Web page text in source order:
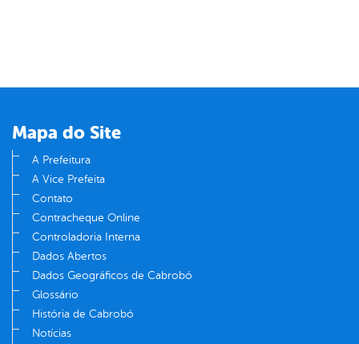
Mapa do Site
A Prefeitura
A Vice Prefeita
Contato
Contracheque Online
Controladoria Interna
Dados Abertos
Dados Geográficos de Cabrobó
Glossário
História de Cabrobó
Notícias